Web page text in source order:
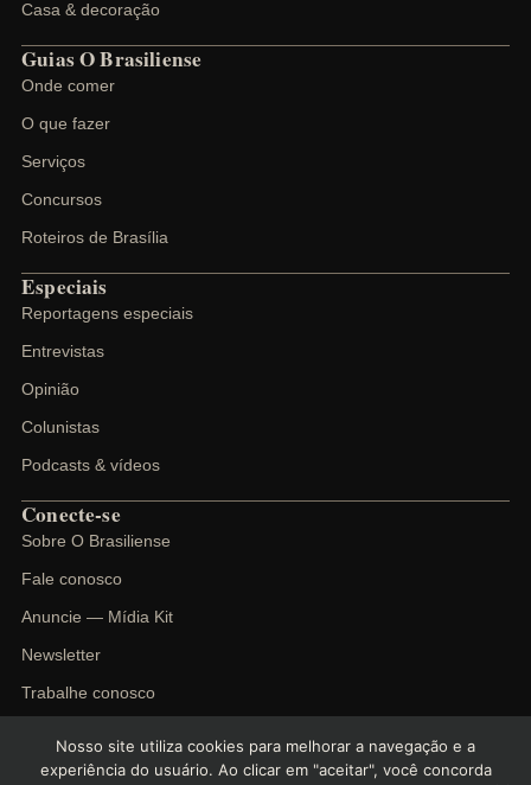
Casa & decoração
Guias O Brasiliense
Onde comer
O que fazer
Serviços
Concursos
Roteiros de Brasília
Especiais
Reportagens especiais
Entrevistas
Opinião
Colunistas
Podcasts & vídeos
Conecte-se
Sobre O Brasiliense
Fale conosco
Anuncie — Mídia Kit
Newsletter
Trabalhe conosco
Nosso site utiliza cookies para melhorar a navegação e a
experiência do usuário. Ao clicar em "aceitar", você concorda